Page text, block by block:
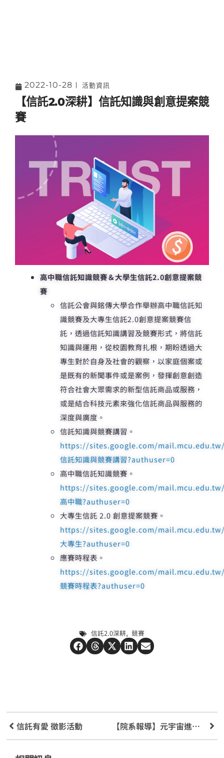
2022-10-28 活動資訊
【信託2.0深耕】信託知識與創意提案競
賽
高中職信託知識競賽＆大學生信託2.0創意提案競
賽
信託公會與銘傳大學合作舉辦高中職信託知
識競賽及大專生信託2.0創意提案競賽信
託，透過信託知識講習及競賽形式，將信託
知識與運用，從校園教育扎根，期盼透過大
專生對於自身及社會的觀察，以家庭個案或
是既有的新聞事件或是案例，發揮創意創造
符合社會大眾需求的新型信託商品或服務，
或是結合科技元素來強化信託商品與服務的
深度與廣度。
信託知識與競賽講習。
https://sites.google.com/
信託知識與競賽講習?authuser=0
高中職信託知識競賽。
https://sites.google.com/
高中職?authuser=0
大專生信託 2.0 創意提案競賽。
https://sites.google.com/
大專生?authuser=0
應賽時程表。
https://sites.google.com/
競賽時程表?authuser=0​
信託2.0深耕, 競賽
信託有愛 徵影活動 【院系報導】元宇宙進入國內銀行 改變了什麼？